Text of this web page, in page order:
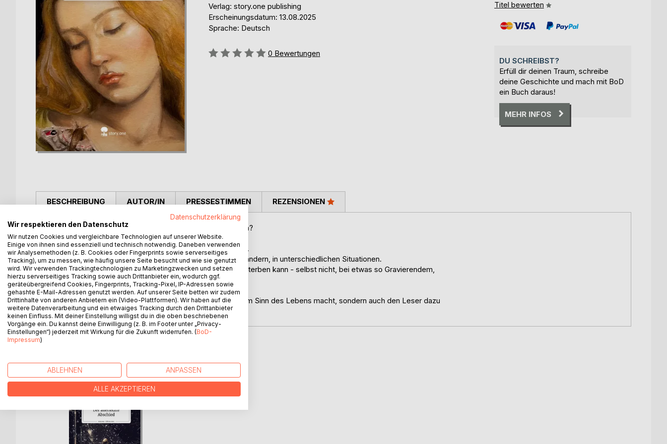
Verlag: story.one publishing
Erscheinungsdatum: 13.08.2025
Sprache: Deutsch
Bewertung::
0 Bewertungen
Titel bewerten
DU SCHREIBST?
Erfüll dir deinen Traum, schreibe
deine Geschichte und mach mit BoD
ein Buch daraus!
MEHR INFOS
BESCHREIBUNG
... was würdest du dir dann noch ein letztes Mal wünschen?
Viel zu oft habe ich diese Frage in meinem Leben gehört...
Von unterschiedlichen Personen, aus unterschiedlichen Ländern, in unterschiedlichen Situationen.
Aber was antwortet man darauf, wenn man einfach nicht sterben kann - selbst nicht, bei etwas so Gravierendem,
wie einem Weltuntergang?
Eine Geschichte, die sich nicht nur auf die Suche nach dem Sinn des Lebens macht, sondern auch den Leser dazu
anregt, über sein eigenes Leben zu reflektieren.
AUTOR/IN PRESSESTIMMEN REZENSIONEN
WEITERE TITEL BEIBoD
Datenschutzerklärung
Wir respektieren den Datenschutz
Wir nutzen Cookies und vergleichbare Technologien auf unserer Website.
Einige von ihnen sind essenziell und technisch notwendig. Daneben verwenden
wir Analysemethoden (z. B. Cookies oder Fingerprints sowie serverseitiges
Tracking), um zu messen, wie häufig unsere Seite besucht und wie sie genutzt
wird. Wir verwenden Trackingtechnologien zu Marketingzwecken und setzen
hierzu serverseitiges Tracking sowie auch Drittanbieter ein, wodurch ggf.
geräteübergreifend Cookies, Fingerprints, Tracking-Pixel, IP-Adressen sowie
gehashte E-Mail-Adressen genutzt werden. Auf unserer Seite betten wir zudem
Drittinhalte von anderen Anbietern ein (Video-Plattformen). Wir haben auf die
weitere Datenverarbeitung und ein etwaiges Tracking durch den Drittanbieter
keinen Einfluss. Mit deiner Einstellung willigst du in die oben beschriebenen
Vorgänge ein. Du kannst deine Einwilligung (z. B. im Footer unter „Privacy-
Einstellungen“) jederzeit mit Wirkung für die Zukunft widerrufen. (BoD-
Impressum)
ABLEHNEN ANPASSEN
ALLE AKZEPTIEREN